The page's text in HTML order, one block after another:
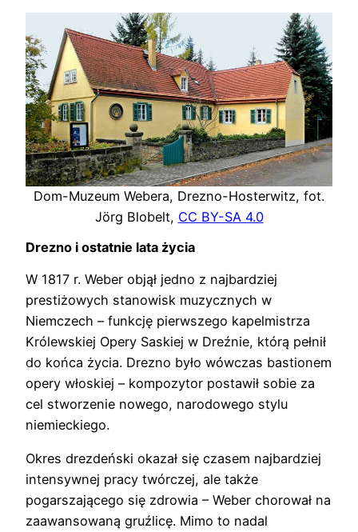
Dom-Muzeum Webera, Drezno-Hosterwitz, fot.
Jörg Blobelt, CC BY-SA 4.0
Drezno i ostatnie lata życia
W 1817 r. Weber objął jedno z najbardziej
prestiżowych stanowisk muzycznych w
Niemczech – funkcję pierwszego kapelmistrza
Królewskiej Opery Saskiej w Dreźnie, którą pełnił
do końca życia. Drezno było wówczas bastionem
opery włoskiej – kompozytor postawił sobie za
cel stworzenie nowego, narodowego stylu
niemieckiego.
Okres drezdeński okazał się czasem najbardziej
intensywnej pracy twórczej, ale także
pogarszającego się zdrowia – Weber chorował na
zaawansowaną gruźlicę. Mimo to nadal